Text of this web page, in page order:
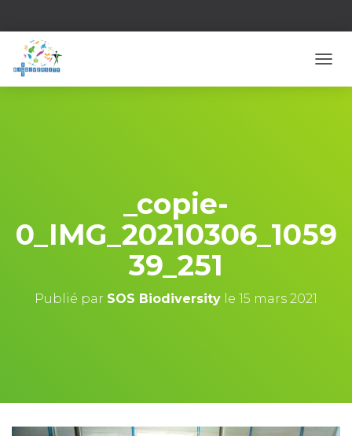
É
V
_copie-
0_IMG_20210306_1059
39_251
Publié par SOS Biodiversity le 15 mars 2021